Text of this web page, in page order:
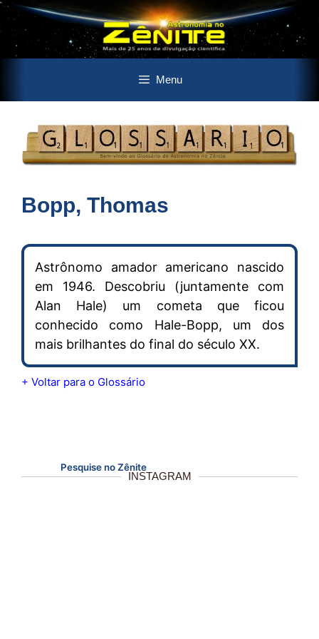
o
conteúdo
Menu
Bopp, Thomas
Astrônomo amador americano nascido
em 1946. Descobriu (juntamente com
Alan Hale) um cometa que ficou
conhecido como Hale-Bopp, um dos
mais brilhantes do final do século XX.
+ Voltar para o Glossário
Pesquise no Zênite
INSTAGRAM